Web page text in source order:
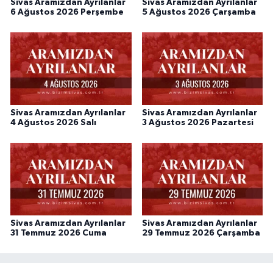
Sivas Aramızdan Ayrılanlar
6 Ağustos 2026 Perşembe
Sivas Aramızdan Ayrılanlar
5 Ağustos 2026 Çarşamba
Sivas Aramızdan Ayrılanlar
4 Ağustos 2026 Salı
Sivas Aramızdan Ayrılanlar
3 Ağustos 2026 Pazartesi
Sivas Aramızdan Ayrılanlar
31 Temmuz 2026 Cuma
Sivas Aramızdan Ayrılanlar
29 Temmuz 2026 Çarşamba